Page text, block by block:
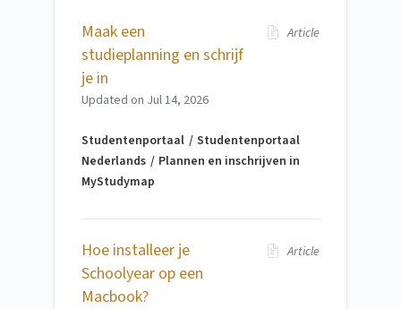
Maak een
studieplanning en schrijf
je in
Article
Updated on Jul 14, 2026
Studentenportaal
Studentenportaal
Nederlands
Plannen en inschrijven in
MyStudymap
Hoe installeer je
Schoolyear op een
Macbook?
Article